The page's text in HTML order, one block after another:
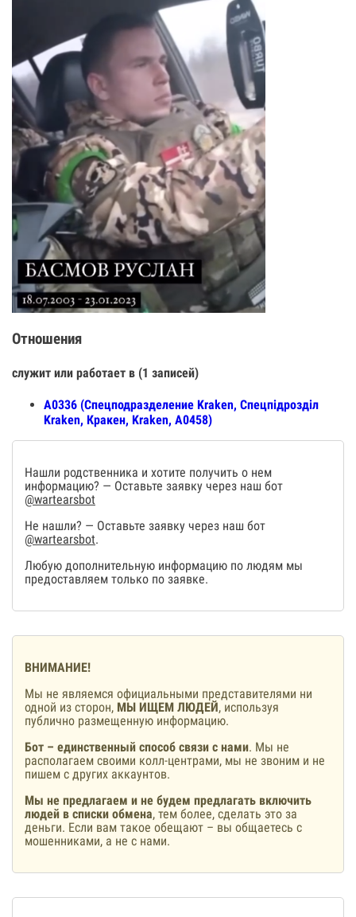
Отношения
служит или работает в (1 записей)
А0336 (Спецподразделение Kraken, Спецпiдроздiл
Kraken, Кракен, Kraken, А0458)
Нашли родственника и хотите получить о нем
информацию? — Оставьте заявку через наш бот
@wartearsbot
Не нашли? — Оставьте заявку через наш бот
@wartearsbot.
Любую дополнительную информацию по людям мы
предоставляем только по заявке.
ВНИМАНИЕ!
Мы не являемся официальными представителями ни
одной из сторон, МЫ ИЩЕМ ЛЮДЕЙ, используя
публично размещенную информацию.
Бот – единственный способ связи с нами. Мы не
располагаем своими колл-центрами, мы не звоним и не
пишем с других аккаунтов.
Мы не предлагаем и не будем предлагать включить
людей в списки обмена, тем более, сделать это за
деньги. Если вам такое обещают – вы общаетесь с
мошенниками, а не с нами.